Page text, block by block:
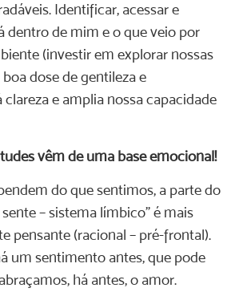
Identificar, acessar e
dentro de mim e o que veio por
(investir em explorar nossas
dose de gentileza e
clareza e amplia nossa capacidade
vêm de uma base emocional!
do que sentimos, a parte do
– sistema límbico” é mais
pensante (racional – pré-frontal).
um sentimento antes, que pode
há antes, o amor.